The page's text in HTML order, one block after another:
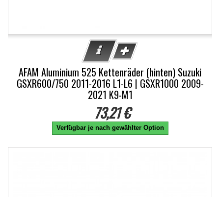
AFAM Aluminium 525 Kettenräder (hinten) Suzuki
GSXR600/750 2011-2016 L1-L6 | GSXR1000 2009-
2021 K9-M1
73,21 €
Verfügbar je nach gewählter Option